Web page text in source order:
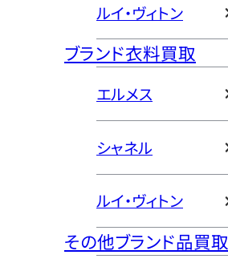
ルイ・ヴィトン
ブランド衣料買取
エルメス
シャネル
ルイ・ヴィトン
その他ブランド品買取